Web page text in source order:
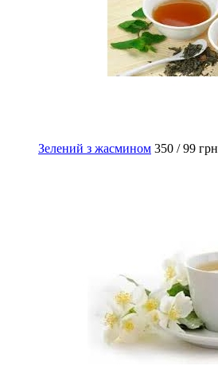
Зелений з жасмином 350 / 99 грн